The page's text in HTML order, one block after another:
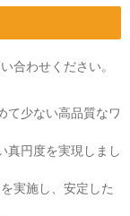
合わせください。
て少ない高品質なワ
真円度を実現しまし
実施し、安定した